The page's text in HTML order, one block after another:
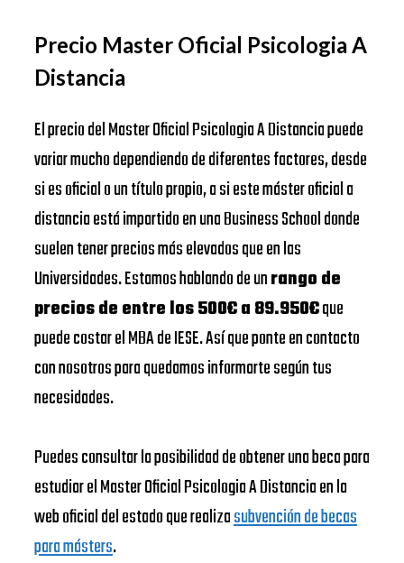
Precio Master Oficial Psicologia A
Distancia
El precio del Master Oficial Psicologia A Distancia puede
variar mucho dependiendo de diferentes factores, desde
si es oficial o un título propio, a si este máster oficial a
distancia está impartido en una Business School donde
suelen tener precios más elevados que en las
Universidades. Estamos hablando de unrango de
precios de entre los 500€ a 89.950€que
puede costar el MBA de IESE. Así que ponte en contacto
con nosotros para quedamos informarte según tus
necesidades.
Puedes consultar la posibilidad de obtener una beca para
estudiar el Master Oficial Psicologia A Distancia en la
web oficial del estado que realizasubvención de becas
para másters.